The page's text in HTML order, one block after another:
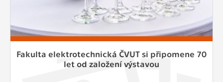
Fakulta elektrotechnická ČVUT si připomene 70
let od založení výstavou